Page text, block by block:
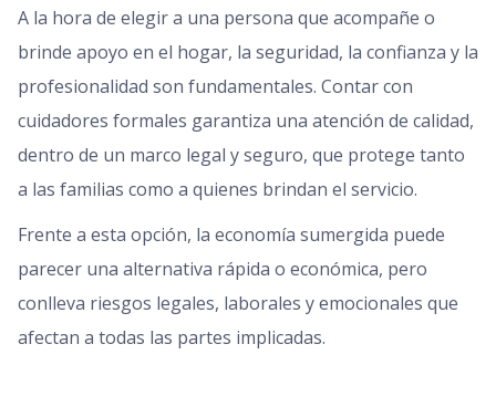
A la hora de elegir a una persona que acompañe o
brinde apoyo en el hogar, la seguridad, la confianza y la
profesionalidad son fundamentales. Contar con
cuidadores formales garantiza una atención de calidad,
dentro de un marco legal y seguro, que protege tanto
a las familias como a quienes brindan el servicio.
Frente a esta opción, la economía sumergida puede
parecer una alternativa rápida o económica, pero
conlleva riesgos legales, laborales y emocionales que
afectan a todas las partes implicadas.